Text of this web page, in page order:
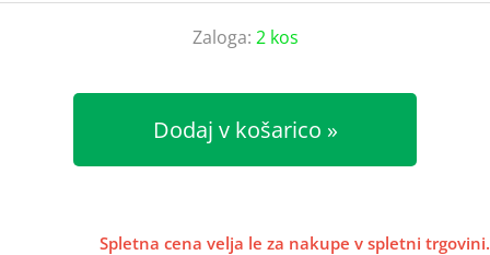
Zaloga: 2 kos
Dodaj v košarico
Spletna cena velja le za nakupe v spletni trgovini.